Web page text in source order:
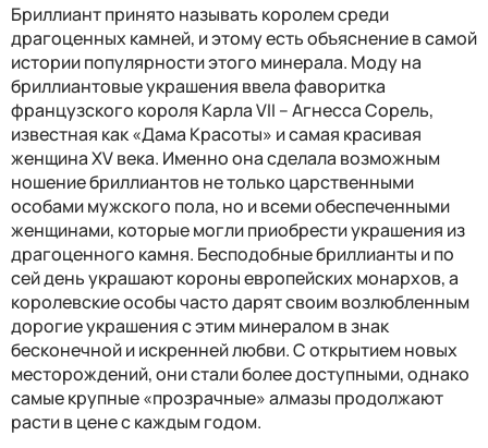
Бриллиант принято называть королем среди
драгоценных камней, и этому есть объяснение в самой
истории популярности этого минерала. Моду на
бриллиантовые украшения ввела фаворитка
французского короля Карла VII – Агнесса Сорель,
известная как «Дама Красоты» и самая красивая
женщина XV века. Именно она сделала возможным
ношение бриллиантов не только царственными
особами мужского пола, но и всеми обеспеченными
женщинами, которые могли приобрести украшения из
драгоценного камня. Бесподобные бриллианты и по
сей день украшают короны европейских монархов, а
королевские особы часто дарят своим возлюбленным
дорогие украшения с этим минералом в знак
бесконечной и искренней любви. С открытием новых
месторождений, они стали более доступными, однако
самые крупные «прозрачные» алмазы продолжают
расти в цене с каждым годом.